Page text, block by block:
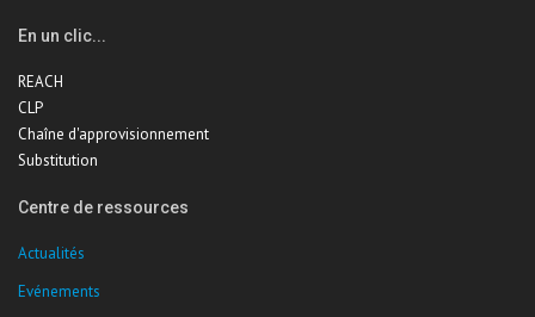
En un clic...
REACH
CLP
Chaîne d'approvisionnement
Substitution
Centre de ressources
Actualités
Evénements